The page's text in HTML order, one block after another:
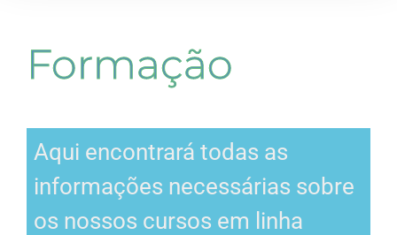
Formação
Aqui encontrará todas as
informações necessárias sobre
os nossos cursos em linha